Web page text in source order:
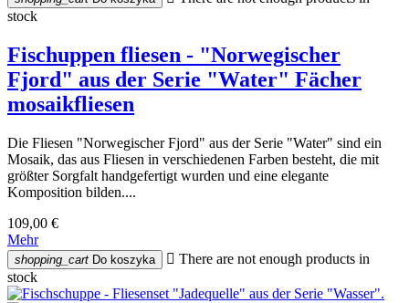
stock
Fischuppen fliesen - "Norwegischer
Fjord" aus der Serie "Water" Fächer
mosaikfliesen
Die Fliesen "Norwegischer Fjord" aus der Serie "Water" sind ein
Mosaik, das aus Fliesen in verschiedenen Farben besteht, die mit
größter Sorgfalt handgefertigt wurden und eine elegante
Komposition bilden....
109,00 €
Mehr
shopping_cart Do koszyka  There are not enough products in
stock